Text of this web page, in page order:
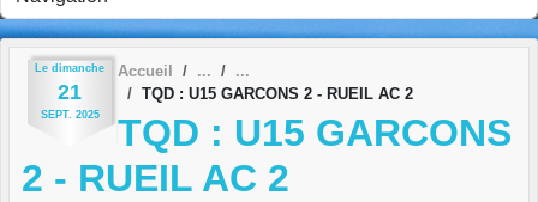
Le dimanche
21
SEPT. 2025
Accueil
TQD : U15 GARCONS 2 - RUEIL AC 2
TQD : U15 GARCONS
2 - RUEIL AC 2